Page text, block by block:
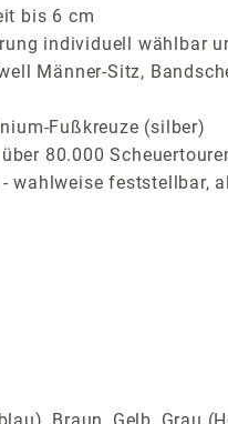
bis 6 cm
individuell wählbar
Männer-Sitz,
Fußkreuze (silber)
80.000
wahlweise feststellbar,